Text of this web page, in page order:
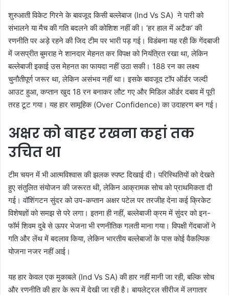
शुरुआती विकेट गिरने के बावजूद किसी बल्लेबाज (Ind Vs SA) ने पारी को
संभालने या मैच की गति बदलने की कोशिश नहीं की। ‘हर हाल में अटैक’ की
रणनीति पर अड़े रहने की जिद टीम पर भारी पड़ गई। विडंबना यह रही कि गेंदबाजी
में जसप्रीत बुमराह ने शानदार मेहनत कर विपक्ष को नियंत्रित रखा था, लेकिन
बल्लेबाजी इकाई उस मेहनत का फायदा नहीं उठा सकी। 188 रन का लक्ष्य
चुनौतीपूर्ण जरूर था, लेकिन असंभव नहीं था। इसके बावजूद टॉप ऑर्डर जल्दी
आउट हुआ, कप्तान खुद 18 रन बनाकर लौट गए और मिडिल ऑर्डर दबाव में पूरी
तरह टूट गया। यह हार सामूहिक (Over Confidence) का उदाहरण बन गई।
अक्षर को बाहर रखना कहां तक
उचित था
टीम चयन में भी आत्मविश्वास की झलक स्पष्ट दिखाई दी। परिस्थितियों को देखते
हुए संतुलित संयोजन की जरूरत थी, लेकिन आक्रामक सोच को प्राथमिकता दी
गई। वॉशिंगटन सुंदर को उप-कप्तान अक्षर पटेल पर तरजीह देना कई क्रिकेट
विशेषज्ञों को समझ से परे लगा। इतना ही नहीं, बल्लेबाजी क्रम में सुंदर को इन-
फॉर्म शिवम दुबे से ऊपर भेजना भी रणनीतिक गलती माना गया। विपक्षी गेंदबाजों ने
गति और लेंथ में बदलाव किया, लेकिन भारतीय बल्लेबाजों के पास कोई वैकल्पिक
योजना नजर नहीं आई।
यह हार केवल एक मुकाबले (Ind Vs SA) की हार नहीं मानी जा रही, बल्कि सोच
और रणनीति की हार के रूप में देखी जा रही है। बायलेट्रल सीरीज में लगातार